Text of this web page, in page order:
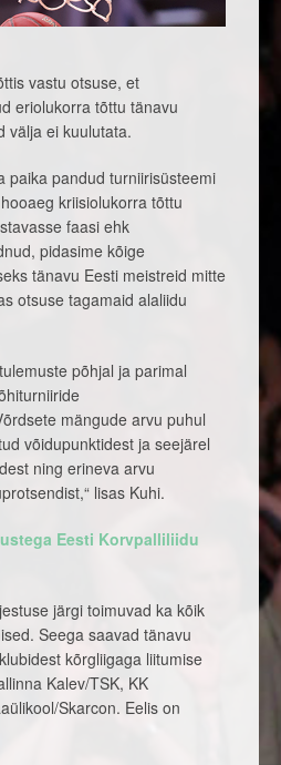
vastu otsuse, et
eriolukorra tõttu tänavu
välja ei kuulutata.
paika pandud turniirisüsteemi
kriisiolukorra tõttu
faasi ehk
pidasime kõige
tänavu Eesti meistreid mitte
otsuse tagamaid alaliidu
põhjal ja parimal
mängude arvu puhul
võidupunktidest ja seejärel
ning erineva arvu
lisas Kuhi.
Eesti Korvpalliliidu
järgi toimuvad ka kõik
Seega saavad tänavu
kõrgliigaga liitumise
Kalev/TSK, KK
Skarcon. Eelis on